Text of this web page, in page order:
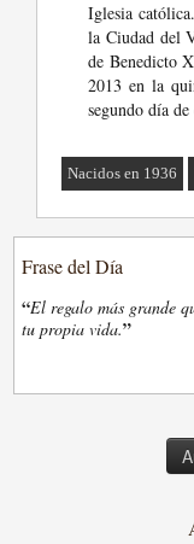
Iglesia
la Ciudad del
de Benedicto
2013 en la
segundo día
Nacidos en 1936
Frase del Día
“El regalo más grande
tu propia vida.”